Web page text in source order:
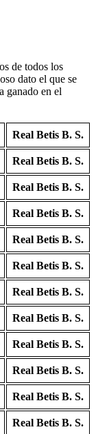
de todos los
dato el que se
ganado en el
Real Betis B. S.
Real Betis B. S.
Real Betis B. S.
Real Betis B. S.
Real Betis B. S.
Real Betis B. S.
Real Betis B. S.
Real Betis B. S.
Real Betis B. S.
Real Betis B. S.
Real Betis B. S.
Real Betis B. S.